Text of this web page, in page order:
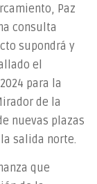
Paz
consulta
supondrá y
el
para la
de la
nuevas plazas
salida norte.
que